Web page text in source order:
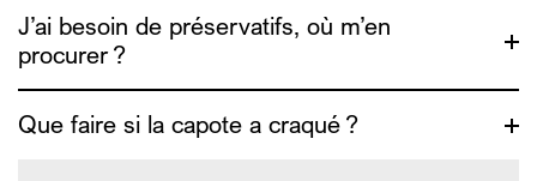
https://www.exaequo.be/fr/
J’ai besoin de préservatifs, où m’en
procurer ?
Que faire si la capote a craqué ?